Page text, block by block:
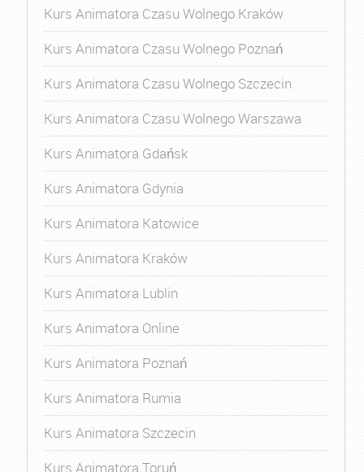
Kurs Animatora Czasu Wolnego Kraków
Kurs Animatora Czasu Wolnego Poznań
Kurs Animatora Czasu Wolnego Szczecin
Kurs Animatora Czasu Wolnego Warszawa
Kurs Animatora Gdańsk
Kurs Animatora Gdynia
Kurs Animatora Katowice
Kurs Animatora Kraków
Kurs Animatora Lublin
Kurs Animatora Online
Kurs Animatora Poznań
Kurs Animatora Rumia
Kurs Animatora Szczecin
Kurs Animatora Toruń